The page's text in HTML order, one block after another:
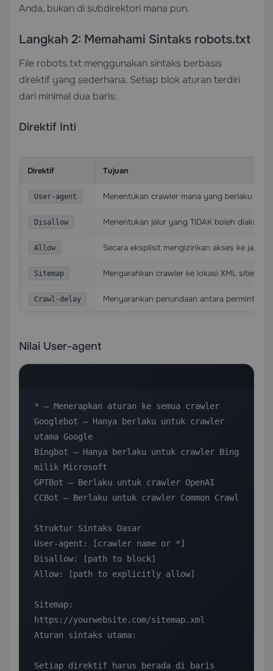
Anda, bukan di subdirektori mana pun.
Langkah 2: Memahami Sintaks robots.txt
File robots.txt menggunakan sintaks berbasis
direktif yang sederhana. Setiap blok aturan terdiri
dari minimal dua baris:
Direktif Inti
Direktif Tujuan
User-agent Menentukan crawler mana yang berlaku
Disallow Menentukan jalur yang TIDAK boleh diakses
Allow Secara eksplisit mengizinkan akses ke jalur
Sitemap Mengarahkan crawler ke lokasi XML sitemap
Crawl-delay Menyarankan penundaan antara
Nilai User-agent
* — Menerapkan aturan ke semua crawler
Googlebot — Hanya berlaku untuk crawler
utama Google
Bingbot — Hanya berlaku untuk crawler Bing
milik Microsoft
GPTBot — Berlaku untuk crawler OpenAI
CCBot — Berlaku untuk crawler Common Crawl
Struktur Sintaks Dasar
User-agent: [crawler name or *]
Disallow: [path to block]
Allow: [path to explicitly allow]
Sitemap:
https://yourwebsite.com/sitemap.xml
Aturan sintaks utama:
Setiap direktif harus berada di baris